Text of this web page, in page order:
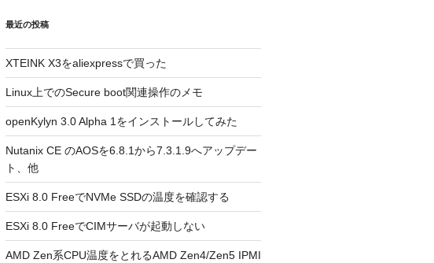
最近の投稿
XTEINK X3をaliexpressで買った
Linux上でのSecure boot関連操作のメモ
openKylyn 3.0 Alpha 1をインストールしてみた
Nutanix CE のAOSを6.8.1から7.3.1.9へアップデー
ト、他
ESXi 8.0 FreeでNVMe SSDの温度を確認する
ESXi 8.0 FreeでCIMサーバが起動しない
AMD Zen系CPU温度をとれるAMD Zen4/Zen5 IPMI